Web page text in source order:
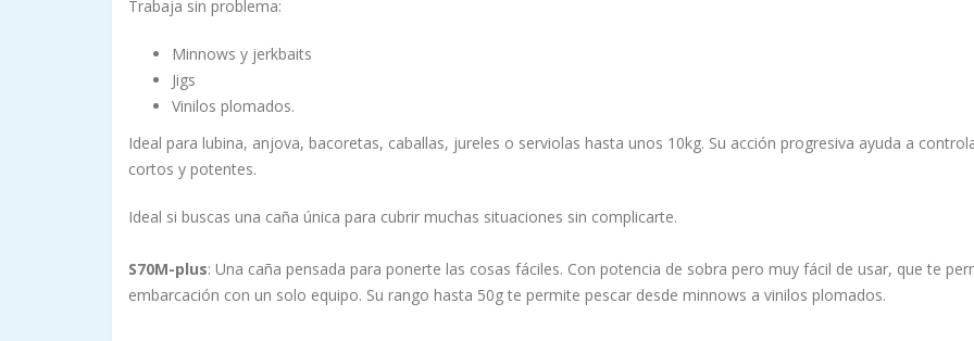
Trabaja sin problema:
Minnows y jerkbaits
Jigs
Vinilos plomados.
Ideal para lubina, anjova, bacoretas, caballas, jureles o serviolas hasta unos 10kg. Su acción progresiva ayuda a
cortos y potentes.
Ideal si buscas una caña única para cubrir muchas situaciones sin complicarte.
S70M-plus: Una caña pensada para ponerte las cosas fáciles. Con potencia de sobra pero muy fácil de usar, que te
embarcación con un solo equipo. Su rango hasta 50g te permite pescar desde minnows a vinilos plomados.